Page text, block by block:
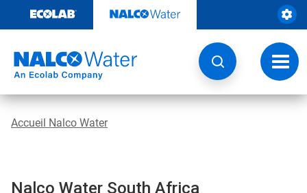
contenu
la
Accueil Nalco Water
Nalco Water South Africa